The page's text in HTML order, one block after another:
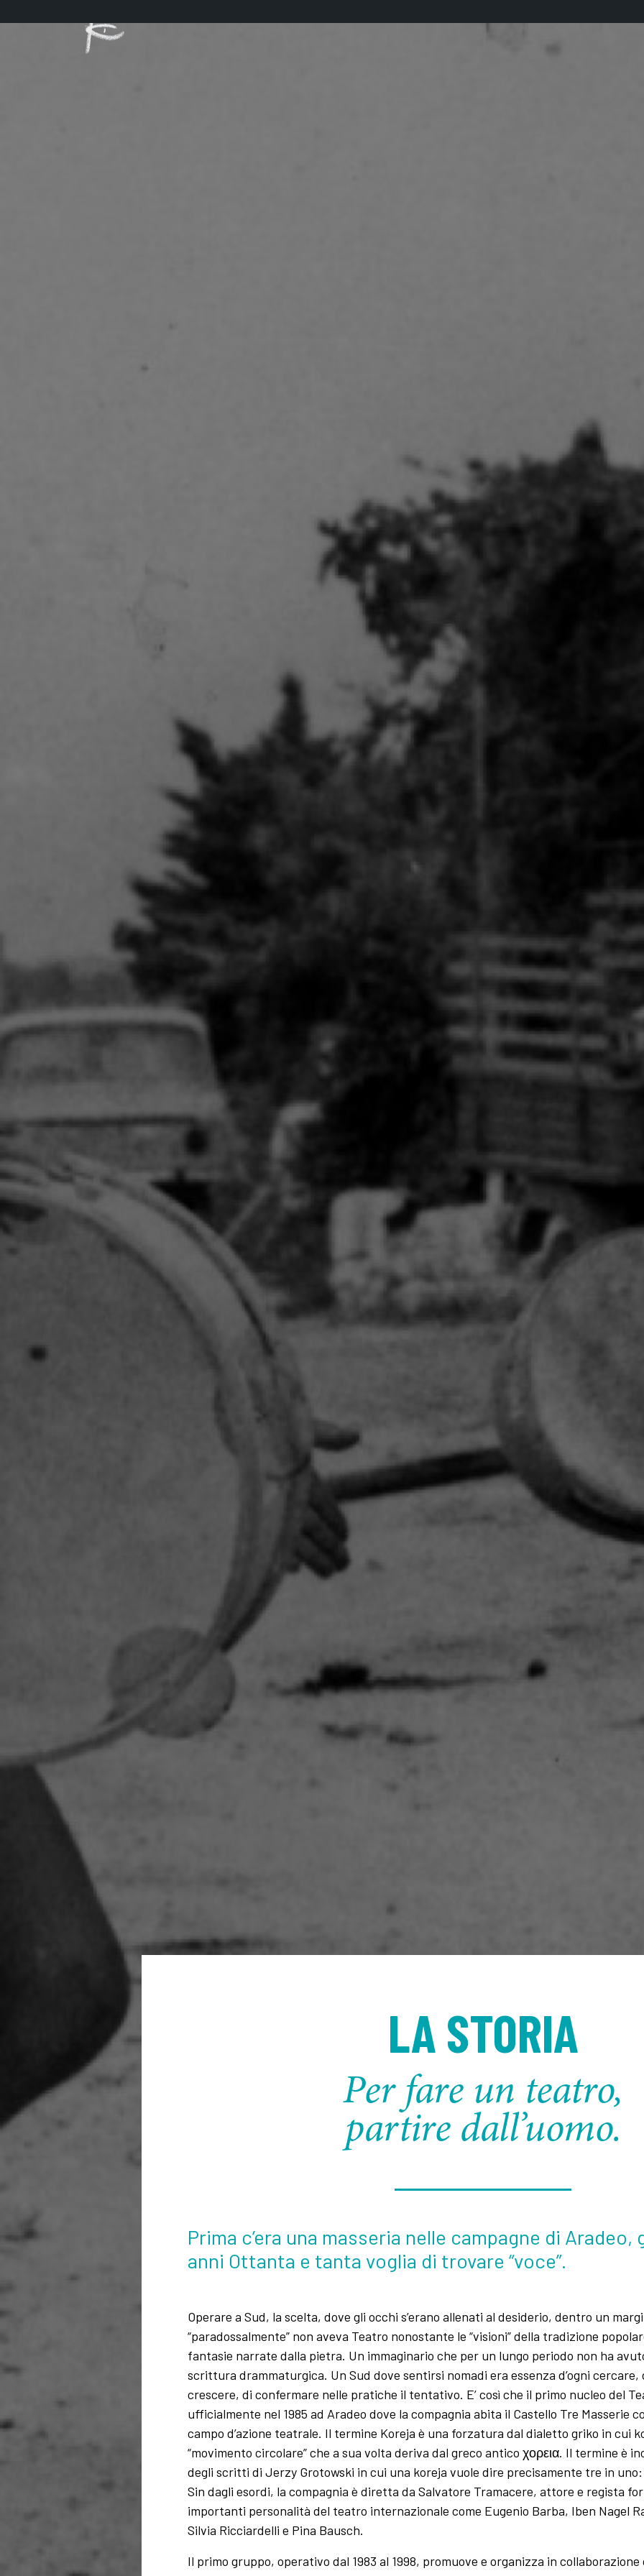
LA STORIA
Per fare un teatro,
partire dall’uomo.
Prima c’era una masseria nelle campagne di Aradeo,
anni Ottanta e tanta voglia di trovare “voce”.
Operare a Sud, la scelta, dove gli occhi s’erano allenati al desiderio, dentro un
“paradossalmente” non aveva Teatro nonostante le “visioni” della tradizione
fantasie narrate dalla pietra. Un immaginario che per un lungo periodo non ha
scrittura drammaturgica. Un Sud dove sentirsi nomadi era essenza d’ogni cercare,
crescere, di confermare nelle pratiche il tentativo. E’ così che il primo nucleo del
ufficialmente nel 1985 ad Aradeo dove la compagnia abita il Castello Tre Masserie
campo d’azione teatrale. Il termine Koreja è una forzatura dal dialetto griko in cui
“movimento circolare” che a sua volta deriva dal greco antico χορεια. Il termine è
degli scritti di Jerzy Grotowski in cui una koreja vuole dire precisamente tre in
Sin dagli esordi, la compagnia è diretta da Salvatore Tramacere, attore e regista
importanti personalità del teatro internazionale come Eugenio Barba, Iben Nagel
Silvia Ricciardelli e Pina Bausch.
Il primo gruppo, operativo dal 1983 al 1998, promuove e organizza in